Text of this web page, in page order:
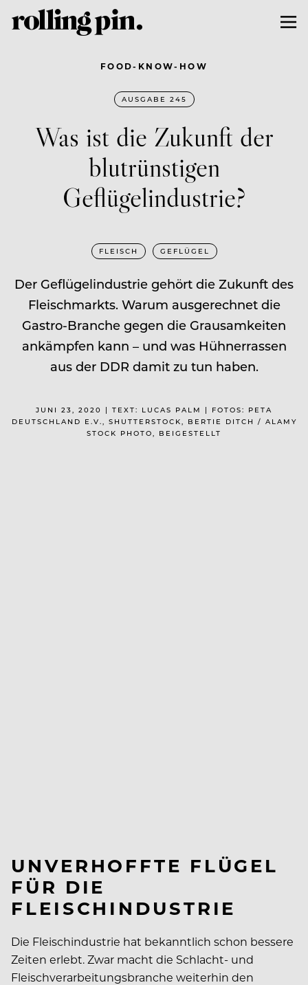
FOOD-KNOW-HOW
AUSGABE 245
Was ist die Zukunft der
blutrünstigen
Geflügelindustrie?
FLEISCH GEFLÜGEL
Der Geflügelindustrie gehört die Zukunft des
Fleischmarkts. Warum ausgerechnet die
Gastro-Branche gegen die Grausamkeiten
ankämpfen kann – und was Hühnerrassen
aus der DDR damit zu tun haben.
JUNI 23, 2020 | TEXT: LUCAS PALM | FOTOS: PETA
DEUTSCHLAND E.V., SHUTTERSTOCK, BERTIE DITCH / ALAMY
STOCK PHOTO, BEIGESTELLT
UNVERHOFFTE FLÜGEL
FÜR DIE
FLEISCHINDUSTRIE
Die Fleischindustrie hat bekanntlich schon bessere
Zeiten erlebt. Zwar macht die Schlacht- und
Fleischverarbeitungsbranche weiterhin den